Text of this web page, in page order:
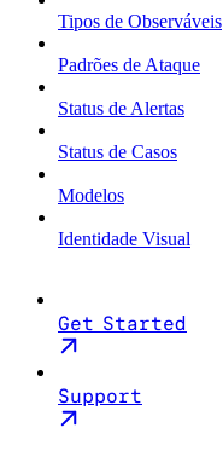
Tipos de Observáveis
Padrões de Ataque
Status de Alertas
Status de Casos
Modelos
Identidade Visual
Get Started
Support